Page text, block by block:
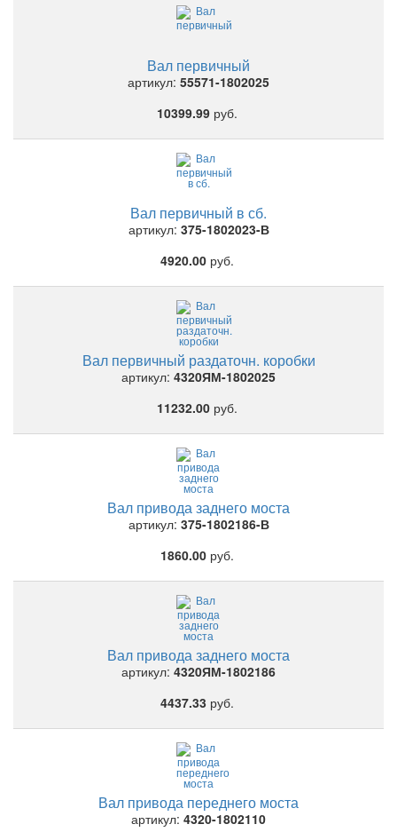
Вал первичный
артикул: 55571-1802025
10399.99руб.
Вал первичный в сб.
артикул: 375-1802023-В
4920.00руб.
Вал первичный раздаточн. коробки
артикул: 4320ЯМ-1802025
11232.00руб.
Вал привода заднего моста
артикул: 375-1802186-В
1860.00руб.
Вал привода заднего моста
артикул: 4320ЯМ-1802186
4437.33руб.
Вал привода переднего моста
артикул: 4320-1802110